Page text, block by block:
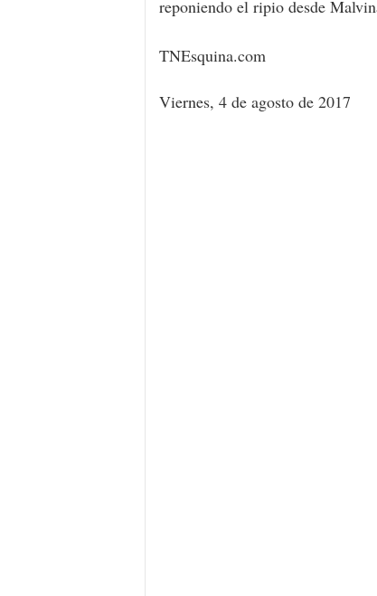
reponiendo el ripio desde
TNEsquina.com
Viernes, 4 de agosto de 2017